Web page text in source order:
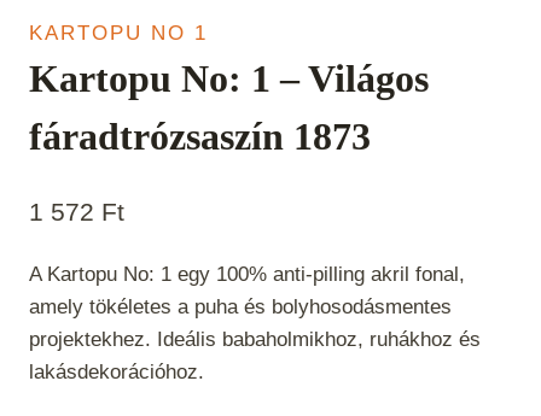
KARTOPU NO 1
Kartopu No: 1 – Világos
fáradtrózsaszín 1873
1 572 Ft
A Kartopu No: 1 egy 100% anti-pilling akril fonal,
amely tökéletes a puha és bolyhosodásmentes
projektekhez. Ideális babaholmikhoz, ruhákhoz és
lakásdekorációhoz.